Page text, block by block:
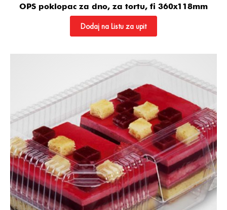
OPS poklopac za dno, za tortu, fi 360x118mm
Dodaj na Listu za upit